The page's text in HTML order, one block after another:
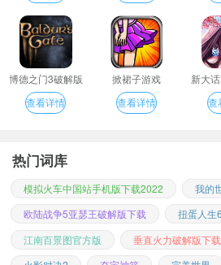
博德之门3破解版
查看详情
掀裙子游戏
查看详情
新大
查
热门词库
模拟火车中国站手机版下载2022
我的
欧陆战争5亚瑟王破解版下载
扭蛋人生6
江南百景图官方版
垂直火力破解版下载